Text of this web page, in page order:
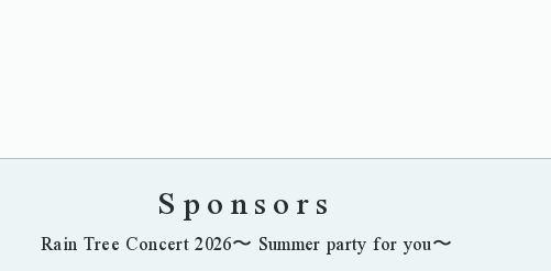
Sponsors
Rain Tree Concert 2026〜 Summer party for you〜